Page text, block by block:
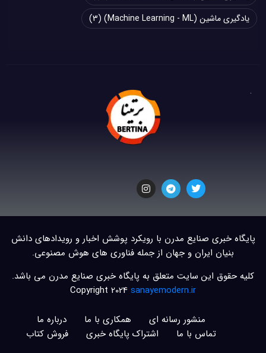
یادگیری ماشین (Machine Learning - ML)
(3)
پایگاه خبری صنایع مدرن با رویکرد پوشش اخبار و رویدادهای دانش
بنیان ایران و جهان از جمله فناوری های هوش مصنوعی.
کلیه حقوق این سایت متعلق به پایگاه خبری صنایع مدرن می باشد.
Copyright 2024 sanayemodern.ir
منشور رسانه ای همکاری با ما
درباره ما
تماس با ما
اشتراک پایگاه خبری فروش کتاب